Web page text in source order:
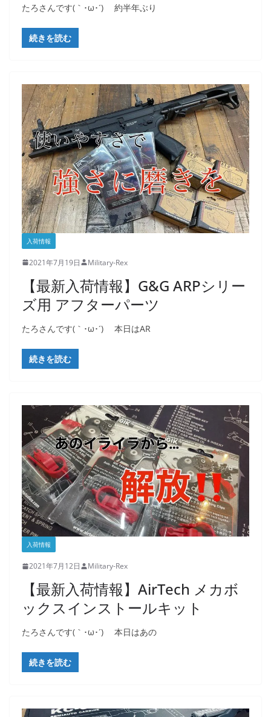
たろさんです(｀･ω･´)ゞ 約半年ぶり
続きを読む
入荷情報
2021年7月19日 Military-Rex
【最新入荷情報】G&G ARPシリー
ズ用 アフターパーツ
たろさんです(｀･ω･´)ゞ 本日はAR
続きを読む
入荷情報
2021年7月12日 Military-Rex
【最新入荷情報】AirTech メカボ
ックスインストールキット
たろさんです(｀･ω･´)ゞ 本日はあの
続きを読む